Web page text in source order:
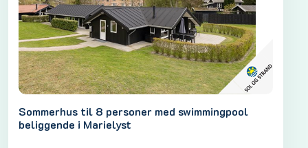
Sommerhus til 8 personer med swimmingpool
beliggende i Marielyst